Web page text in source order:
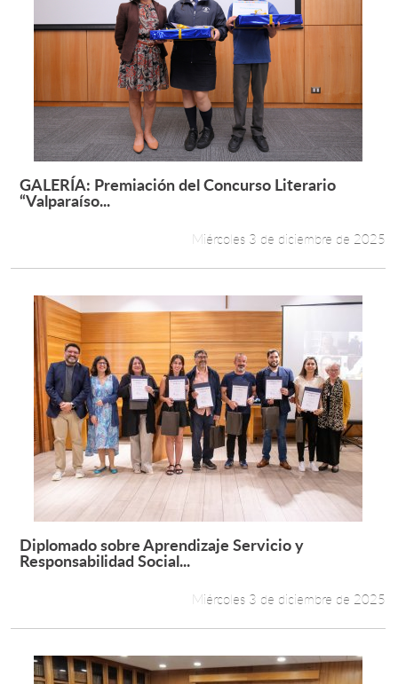
Leer más +
GALERÍA: Premiación del Concurso Literario
“Valparaíso...
Miércoles 3 de diciembre de 2025
Leer más +
Diplomado sobre Aprendizaje Servicio y
Responsabilidad Social...
Miércoles 3 de diciembre de 2025